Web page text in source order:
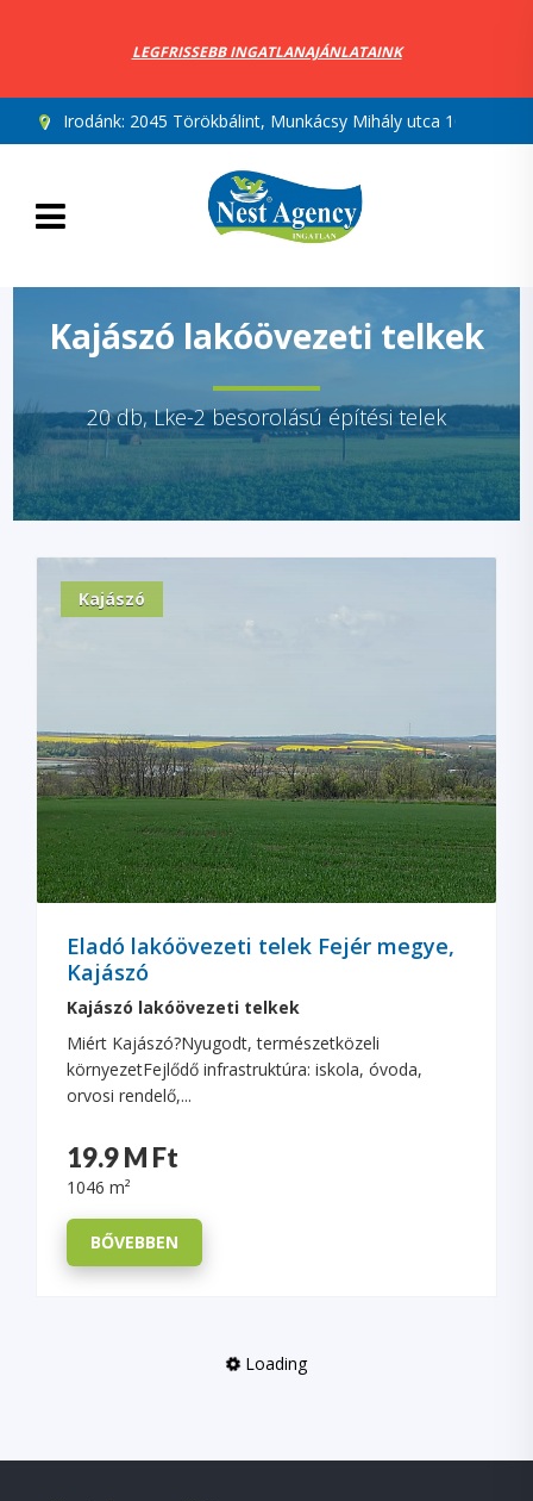
LEGFRISSEBB INGATLANAJÁNLATAINK
Irodánk: 2045 Törökbálint, Munkácsy Mihály utca 10.
Kajászó lakóövezeti telkek
20 db, Lke-2 besorolású építési telek
Kajászó
Eladó lakóövezeti telek Fejér megye,
Kajászó
Kajászó lakóövezeti telkek
Miért Kajászó?Nyugodt, természetközeli
környezetFejlődő infrastruktúra: iskola, óvoda,
orvosi rendelő,...
19.9 M Ft
1046 m²
BŐVEBBEN
Loading